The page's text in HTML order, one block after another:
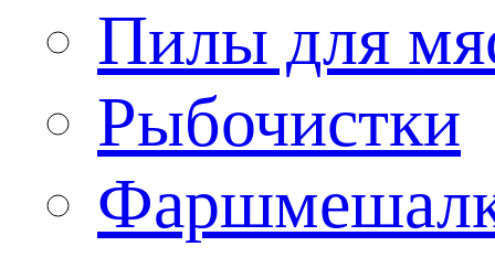
Пилы для
Рыбочистки